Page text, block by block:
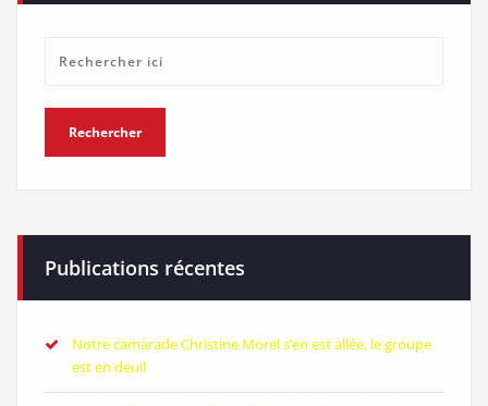
Publications récentes
Notre camarade Christine Morel s’en est allée, le groupe
est en deuil